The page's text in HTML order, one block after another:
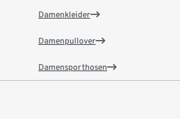
Damenkleider
Damenpullover
Damensporthosen